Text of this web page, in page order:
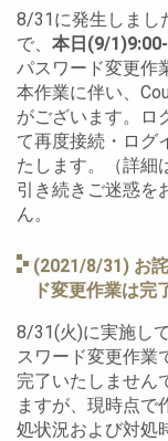
8/31に発生しまし
で、 本日(9/
パスワード変更作
本作業に伴い、
がございます。ロ
て再度接続・ログ
たします。（詳細
引き続きご迷惑を
ん。
(2021/8/31) お
ド変更作業は完
8/31(火)に実施し
スワード変更作業
完了いたしません
ますが、現時点で
処状況および対処